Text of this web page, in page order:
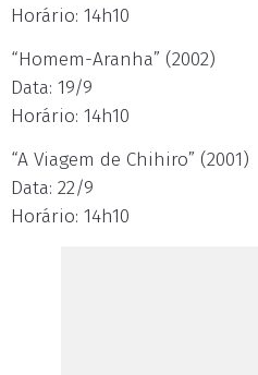
Horário: 14h10
“Homem-Aranha” (2002)
Data: 19/9
Horário: 14h10
“A Viagem de Chihiro” (2001)
Data: 22/9
Horário: 14h10